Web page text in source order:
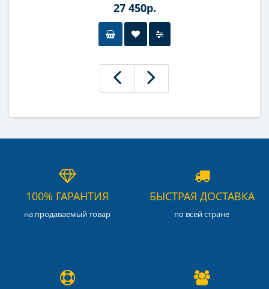
27 450р.
100% ГАРАНТИЯ
на продаваемый товар
БЫСТРАЯ ДОСТАВКА
по всей стране